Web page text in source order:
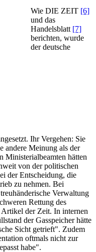
Wie DIE ZEIT [6]
und das
Handelsblatt [7]
berichten, wurde
der deutsche
Ihr Vergehen: Sie
andere Meinung als der
Ministerialbeamten hätten
von der politischen
der Entscheidung, die
zu nehmen. Bei
Verwaltung
Rettung des
der Zeit. In internen
der Gasspeicher hätte
Sicht getrieft". Zudem
oftmals nicht zur
habe".